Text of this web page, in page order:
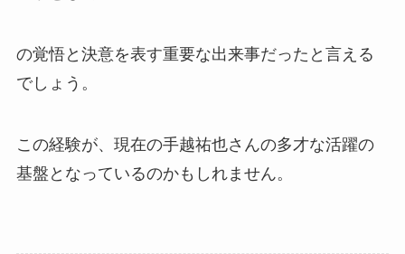
の覚悟と決意を表す重要な出来事だったと言える
でしょう。
この経験が、現在の手越祐也さんの多才な活躍の
基盤となっているのかもしれません。